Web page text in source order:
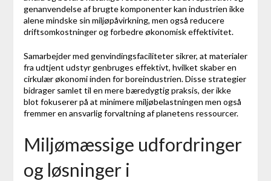
genanvendelse af brugte komponenter kan industrien ikke
alene mindske sin miljøpåvirkning, men også reducere
driftsomkostninger og forbedre økonomisk effektivitet.
Samarbejder med genvindingsfaciliteter sikrer, at materialer
fra udtjent udstyr genbruges effektivt, hvilket skaber en
cirkulær økonomi inden for boreindustrien. Disse strategier
bidrager samlet til en mere bæredygtig praksis, der ikke
blot fokuserer på at minimere miljøbelastningen men også
fremmer en ansvarlig forvaltning af planetens ressourcer.
Miljømæssige udfordringer
og løsninger i